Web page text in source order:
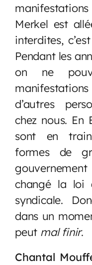
Merkel est
interdites,
Pendant les
on ne
d’autres
chez nous. En
sont en train
formes de
changé la loi
syndicale.
dans un
peut mal finir.
Chantal